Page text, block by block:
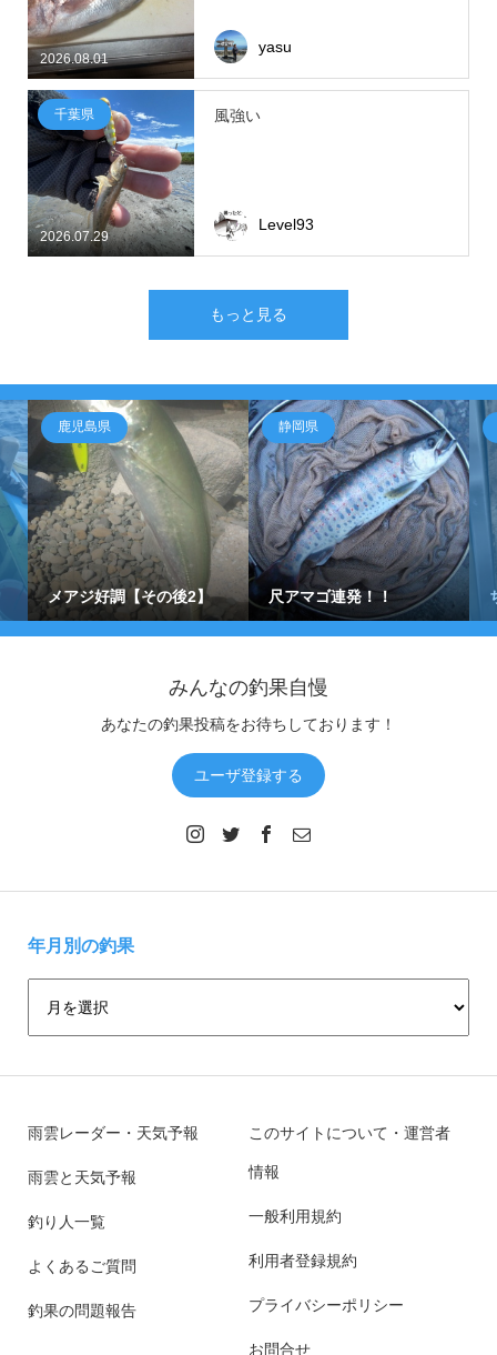
2026.08.01
yasu
2026.07.29
千葉県 風強い
Level93
もっと見る
鹿児島県
メアジ好調【その後2】
静岡県
尺アマゴ連発！！
みんなの釣果自慢
あなたの釣果投稿をお待ちしております！
ユーザ登録する
年月別の釣果
雨雲レーダー・天気予報
雨雲と天気予報
釣り人一覧
よくあるご質問
釣果の問題報告
このサイトについて・運営者
情報
一般利用規約
利用者登録規約
プライバシーポリシー
お問合せ